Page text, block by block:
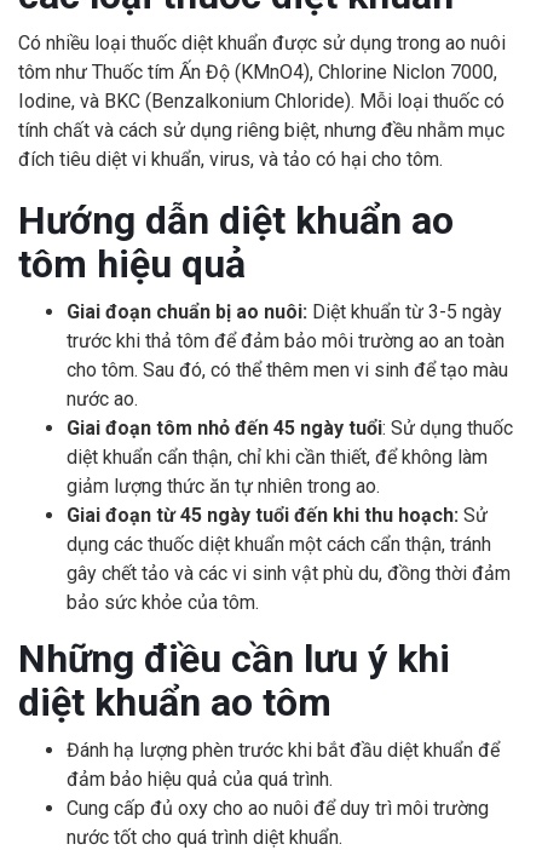
Có nhiều loại thuốc diệt khuẩn được sử dụng trong ao nuôi
tôm như Thuốc tím Ấn Độ (KMnO4), Chlorine Niclon 7000,
Iodine, và BKC (Benzalkonium Chloride). Mỗi loại thuốc có
tính chất và cách sử dụng riêng biệt, nhưng đều nhằm mục
đích tiêu diệt vi khuẩn, virus, và tảo có hại cho tôm.
Hướng dẫn diệt khuẩn ao
tôm hiệu quả
Giai đoạn chuẩn bị ao nuôi: Diệt khuẩn từ 3-5 ngày
trước khi thả tôm để đảm bảo môi trường ao an toàn
cho tôm. Sau đó, có thể thêm men vi sinh để tạo màu
nước ao.
Giai đoạn tôm nhỏ đến 45 ngày tuổi: Sử dụng thuốc
diệt khuẩn cẩn thận, chỉ khi cần thiết, để không làm
giảm lượng thức ăn tự nhiên trong ao.
Giai đoạn từ 45 ngày tuổi đến khi thu hoạch: Sử
dụng các thuốc diệt khuẩn một cách cẩn thận, tránh
gây chết tảo và các vi sinh vật phù du, đồng thời đảm
bảo sức khỏe của tôm.
Những điều cần lưu ý khi
diệt khuẩn ao tôm
Đánh hạ lượng phèn trước khi bắt đầu diệt khuẩn để
đảm bảo hiệu quả của quá trình.
Cung cấp đủ oxy cho ao nuôi để duy trì môi trường
nước tốt cho quá trình diệt khuẩn.